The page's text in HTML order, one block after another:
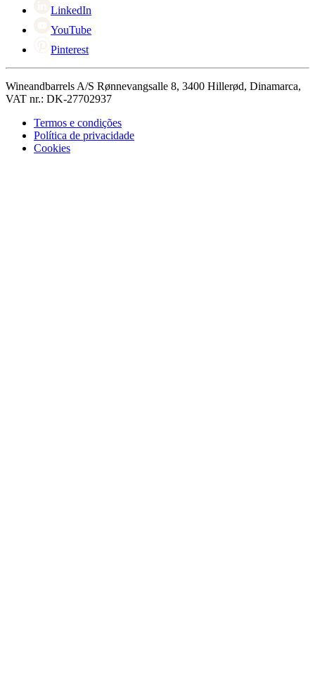
LinkedIn
YouTube
Pinterest
Wineandbarrels A/S Rønnevangsalle 8, 3400 Hillerød, Dinamarca,
VAT nr.: DK-27702937
Termos e condições
Política de privacidade
Cookies